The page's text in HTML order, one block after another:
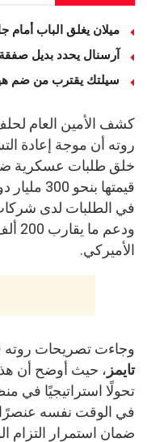
ميلان يغلق الباب أمام
آرسنال يحدد بديل
سيلتك يقترب من ضم هيثم حسن
كشف الأمين العام
روته أن موجة إعادة
خلق طلبات عسكرية
قيمتها
في الطلبات لدى شركات
الأميركي.
وجاءت تصريحات روته
تايمز ، حيث أوضح أن
تحولًا استراتيجيًا في
في الوقت نفسه عنصرًا
ضمان استمرار التزام